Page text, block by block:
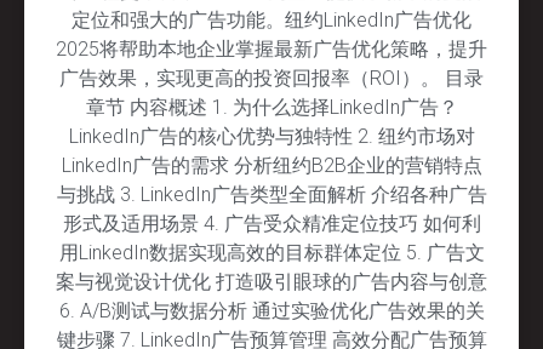
定位和强大的广告功能。纽约LinkedIn广告优化
2025将帮助本地企业掌握最新广告优化策略，提升
广告效果，实现更高的投资回报率（ROI）。 目录
章节 内容概述 1. 为什么选择LinkedIn广告？
LinkedIn广告的核心优势与独特性 2. 纽约市场对
LinkedIn广告的需求 分析纽约B2B企业的营销特点
与挑战 3. LinkedIn广告类型全面解析 介绍各种广告
形式及适用场景 4. 广告受众精准定位技巧 如何利
用LinkedIn数据实现高效的目标群体定位 5. 广告文
案与视觉设计优化 打造吸引眼球的广告内容与创意
6. A/B测试与数据分析 通过实验优化广告效果的关
键步骤 7. LinkedIn广告预算管理 高效分配广告预算